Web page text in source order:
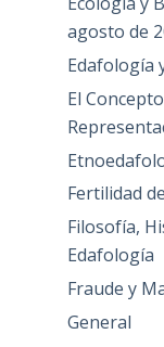
agosto de
Edafología
El
Fertilidad
Filosofía,
Edafología
Fraude y
General